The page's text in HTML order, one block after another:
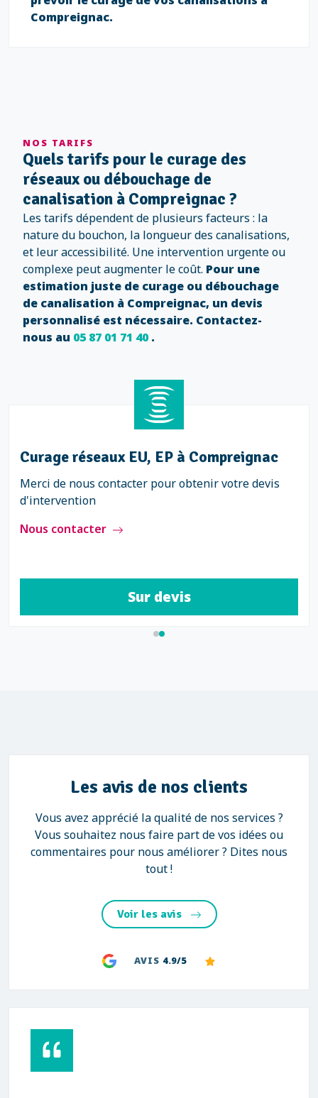
Compreignac.
NOS TARIFS
Quels tarifs pour le curage des
réseaux ou débouchage de
canalisation à Compreignac ?
Les tarifs dépendent de plusieurs facteurs : la
nature du bouchon, la longueur des canalisations,
et leur accessibilité. Une intervention urgente ou
complexe peut augmenter le coût. Pour une
estimation juste de curage ou débouchage
de canalisation à Compreignac, un devis
personnalisé est nécessaire. Contactez-
nous au 05 87 01 71 40.
Curage réseaux EU, EP à Compreignac
Merci de nous contacter pour obtenir votre devis
d'intervention
Nous contacter
Sur devis
Les avis de nos clients
Vous avez apprécié la qualité de nos services ?
Vous souhaitez nous faire part de vos idées ou
commentaires pour nous améliorer ? Dites nous
tout !
Voir les avis
AVIS 4.9/5